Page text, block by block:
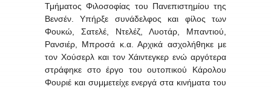
Τμήματος Φιλοσοφίας του Πανεπιστημίου της
Βενσέν. Υπήρξε συνάδελφος και φίλος των
Φουκώ, Σατελέ, Ντελέζ, Λυοτάρ, Μπαντιού,
Ρανσιέρ, Μπροσά κ.α. Αρχικά ασχολήθηκε με
τον Χούσερλ και τον Χάιντεγκερ ενώ αργότερα
στράφηκε στο έργο του ουτοπικού Κάρολου
Φουριέ και συμμετείχε ενεργά στα κινήματα του